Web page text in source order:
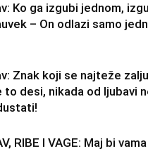
Ko ga izgubi jednom,
– On odlazi samo
Znak koji se najteže
to desi, nikada od ljubavi
RIBE I VAGE: Maj bi